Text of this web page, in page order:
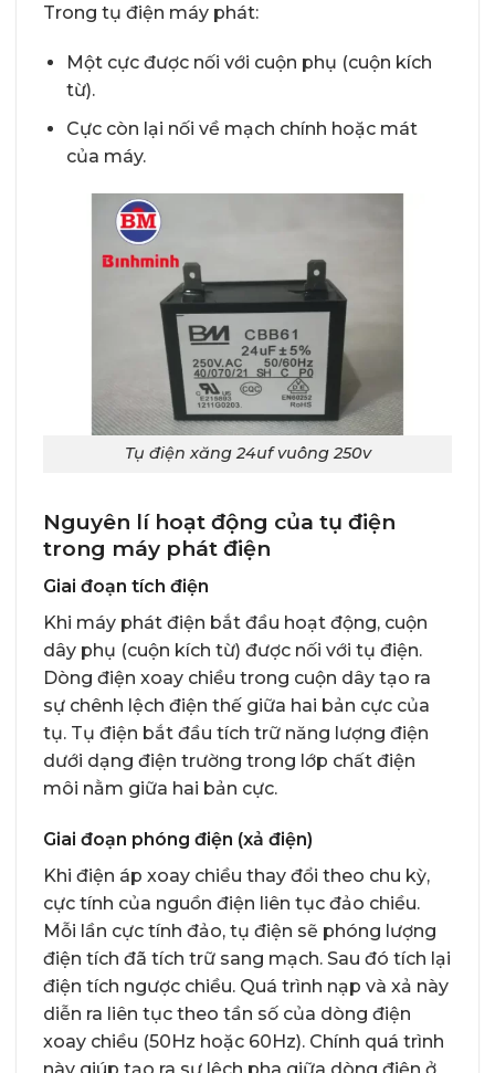
Trong tụ điện máy phát:
Một cực được nối với cuộn phụ (cuộn kích
từ).
Cực còn lại nối về mạch chính hoặc mát
của máy.
Tụ điện xăng 24uf vuông 250v
Nguyên lí hoạt động của tụ điện
trong máy phát điện
Giai đoạn tích điện
Khi máy phát điện bắt đầu hoạt động, cuộn
dây phụ (cuộn kích từ) được nối với tụ điện.
Dòng điện xoay chiều trong cuộn dây tạo ra
sự chênh lệch điện thế giữa hai bản cực của
tụ. Tụ điện bắt đầu tích trữ năng lượng điện
dưới dạng điện trường trong lớp chất điện
môi nằm giữa hai bản cực.
Giai đoạn phóng điện (xả điện)
Khi điện áp xoay chiều thay đổi theo chu kỳ,
cực tính của nguồn điện liên tục đảo chiều.
Mỗi lần cực tính đảo, tụ điện sẽ phóng lượng
điện tích đã tích trữ sang mạch. Sau đó tích lại
điện tích ngược chiều. Quá trình nạp và xả này
diễn ra liên tục theo tần số của dòng điện
xoay chiều (50Hz hoặc 60Hz). Chính quá trình
này giúp tạo ra sự lệch pha giữa dòng điện ở